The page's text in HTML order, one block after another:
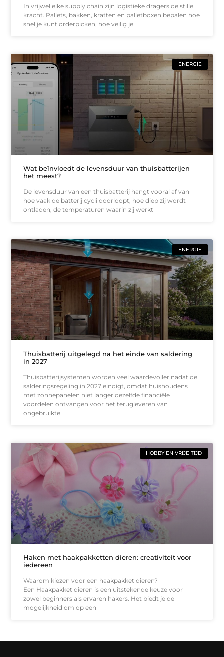
In vrijwel elke supply chain zijn logistieke dragers de stille
kracht. Pallets, bakken, kratten en palletboxen bepalen hoe
snel je kunt orderpicken, hoe veilig je
ENERGIE
Wat beïnvloedt de levensduur van thuisbatterijen
het meest?
De levensduur van een thuisbatterij hangt vooral af van
hoe vaak de batterij cycli doorloopt, hoe diep zij wordt
ontladen, de temperaturen waarin zij werkt
ENERGIE
Thuisbatterij uitgelegd na het einde van saldering
in 2027
Thuisbatterijsystemen worden veel waardevoller nadat de
salderingsregeling in 2027 eindigt, omdat huishoudens
met zonnepanelen niet langer dezelfde financiële
voordelen ontvangen voor het terugleveren van
ongebruikte
HOBBY EN VRIJE TIJD
Haken met haakpakketten dieren: creativiteit voor
iedereen
Waarom kiezen voor een haakpakket dieren?
Een Haakpakket dieren is een uitstekende keuze voor
zowel beginners als ervaren hakers. Het biedt je de
mogelijkheid om op een